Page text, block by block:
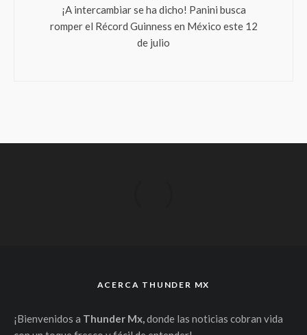
¡A intercambiar se ha dicho! Panini busca
romper el Récord Guinness en México este 12
de julio
ACERCA THUNDER MX
¡Bienvenidos a Thunder Mx,donde las noticias cobran vida